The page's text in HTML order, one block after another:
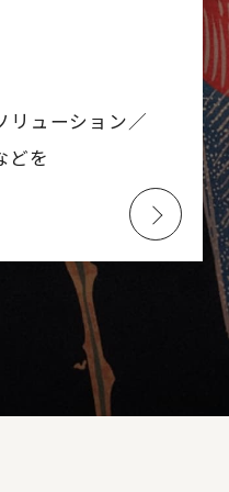
リューション／
どを